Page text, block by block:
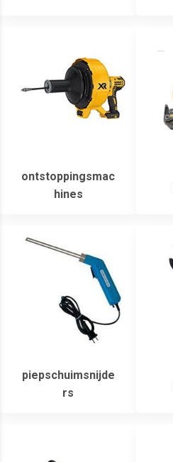
ontstoppingsmac
hines
piepschuimsnijde
rs